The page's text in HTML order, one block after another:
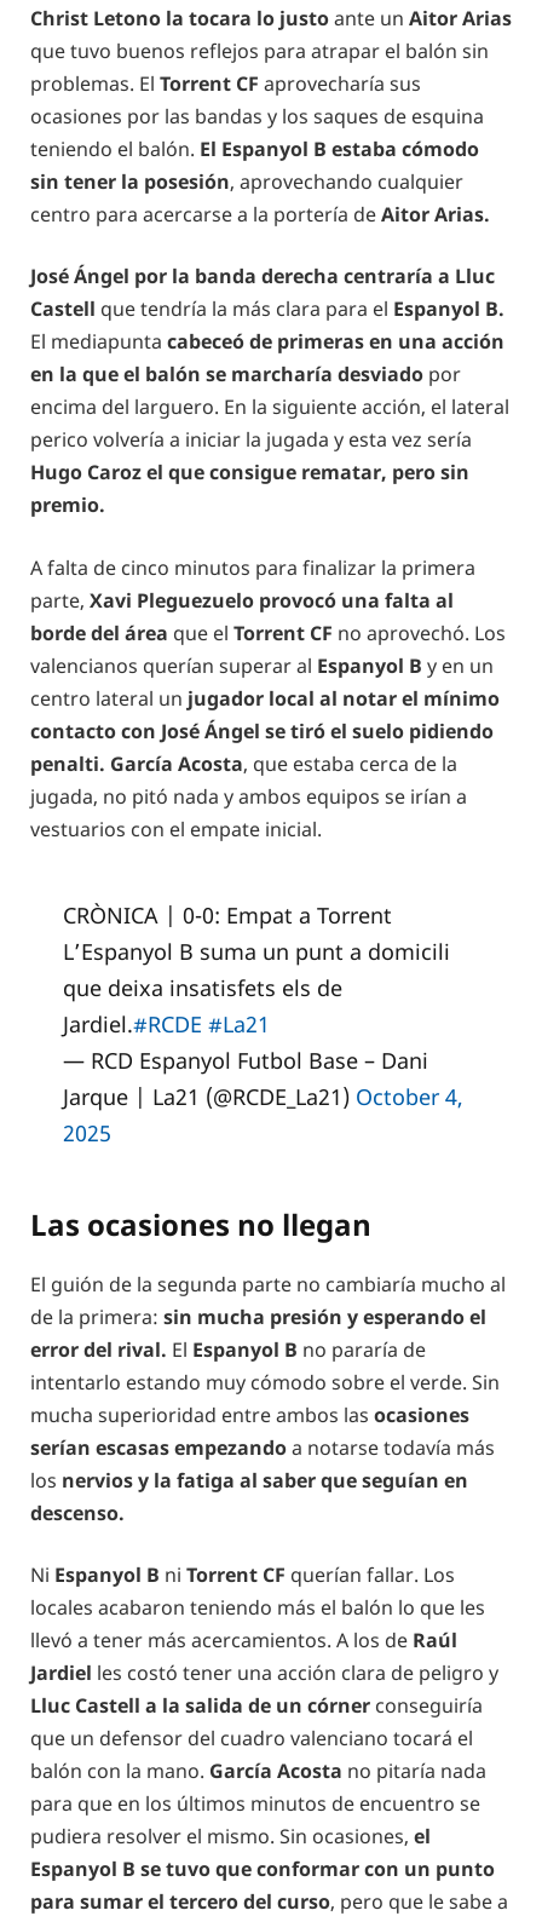
Christ Letono la tocara lo justoante un Aitor Arias
que tuvo buenos reflejos para atrapar el balón sin
problemas. El Torrent CF aprovecharía sus
ocasiones por las bandas y los saques de esquina
teniendo el balón. El Espanyol B estaba cómodo
sin tener la posesión, aprovechando cualquier
centro para acercarse a la portería deAitor Arias.
José Ángel por la banda derecha centraría a Lluc
Castell que tendría la más clara para el Espanyol B.
El mediapunta cabeceó de primeras en una acción
en la que el balón se marcharía desviado por
encima del larguero. En la siguiente acción, el lateral
perico volvería a iniciar la jugada y esta vez sería
Hugo Caroz el que consigue rematar, pero sin
premio.
A falta de cinco minutos para finalizar la primera
parte, Xavi Pleguezuelo provocó una falta al
borde del área que el Torrent CF no aprovechó. Los
valencianos querían superar al Espanyol B y en un
centro lateral un jugador local al notar el mínimo
contacto con José Ángel se tiró el suelo pidiendo
penalti. García Acosta, que estaba cerca de la
jugada, no pitó nada y ambos equipos se irían a
vestuarios con el empate inicial.
CRÒNICA | 0-0: Empat a Torrent
L’Espanyol B suma un punt a domicili
que deixa insatisfets els de
Jardiel.#RCDE #La21
— RCD Espanyol Futbol Base – Dani
Jarque | La21 (@RCDE_La21) October 4,
2025
Las ocasiones no llegan
El guión de la segunda parte no cambiaría mucho al
de la primera: sin mucha presión y esperando el
error del rival. El Espanyol B no pararía de
intentarlo estando muy cómodo sobre el verde. Sin
mucha superioridad entre ambos las ocasiones
serían escasas empezandoa notarse todavía más
los nervios y la fatiga al saber que seguían en
descenso.
Ni Espanyol B ni Torrent CF querían fallar. Los
locales acabaron teniendo más el balón lo que les
llevó a tener más acercamientos. A los de Raúl
Jardiel les costó tener una acción clara de peligro y
Lluc Castell a la salida de un córner conseguiría
que un defensor del cuadro valenciano tocará el
balón con la mano. García Acosta no pitaría nada
para que en los últimos minutos de encuentro se
pudiera resolver el mismo. Sin ocasiones, el
Espanyol B se tuvo que conformar con un punto
para sumar el tercero del curso, pero que le sabe a